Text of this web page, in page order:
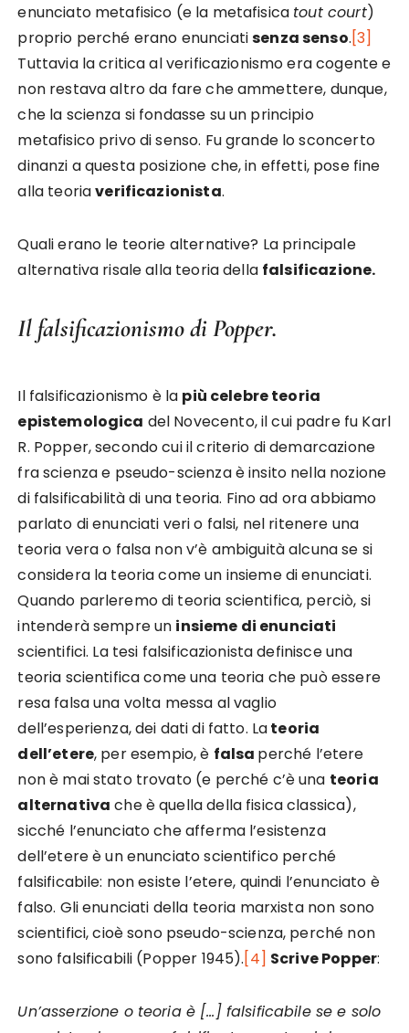
enunciato metafisico (e la metafisica tout court)
proprio perché erano enunciatisenza senso.[3]
Tuttavia la critica al verificazionismo era cogente e
non restava altro da fare che ammettere, dunque,
che la scienza si fondasse su un principio
metafisico privo di senso. Fu grande lo sconcerto
dinanzi a questa posizione che, in effetti, pose fine
alla teoriaverificazionista.
Quali erano le teorie alternative? La principale
alternativa risale alla teoria della falsificazione.
Il falsificazionismo di Popper.
Il falsificazionismo è la più celebre teoria
epistemologica del Novecento, il cui padre fu Karl
R. Popper, secondo cui il criterio di demarcazione
fra scienza e pseudo-scienza è insito nella nozione
di falsificabilità di una teoria. Fino ad ora abbiamo
parlato di enunciati veri o falsi, nel ritenere una
teoria vera o falsa non v’è ambiguità alcuna se si
considera la teoria come un insieme di enunciati.
Quando parleremo di teoria scientifica, perciò, si
intenderà sempre un insieme di enunciati
scientifici. La tesi falsificazionista definisce una
teoria scientifica come una teoria che può essere
resa falsa una volta messa al vaglio
dell’esperienza, dei dati di fatto. Lateoria
dell’etere, per esempio, è falsa perché l’etere
non è mai stato trovato (e perché c’è una teoria
alternativa che è quella della fisica classica),
sicché l’enunciato che afferma l’esistenza
dell’etere è un enunciato scientifico perché
falsificabile: non esiste l’etere, quindi l’enunciato è
falso. Gli enunciati della teoria marxista non sono
scientifici, cioè sono pseudo-scienza, perché non
sono falsificabili (Popper 1945).[4] Scrive Popper:
Un’asserzione o teoria è […] falsificabile se e solo